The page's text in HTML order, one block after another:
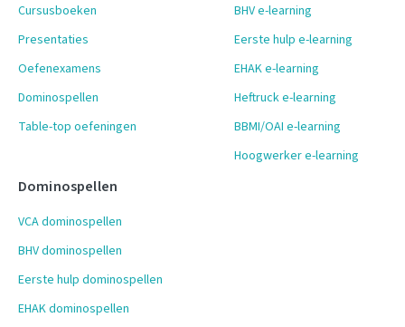
Cursusboeken
Presentaties
Oefenexamens
Dominospellen
Table-top oefeningen
Dominospellen
VCA dominospellen
BHV dominospellen
Eerste hulp dominospellen
EHAK dominospellen
BHV e-learning
Eerste hulp e-learning
EHAK e-learning
Heftruck e-learning
BBMI/OAI e-learning
Hoogwerker e-learning